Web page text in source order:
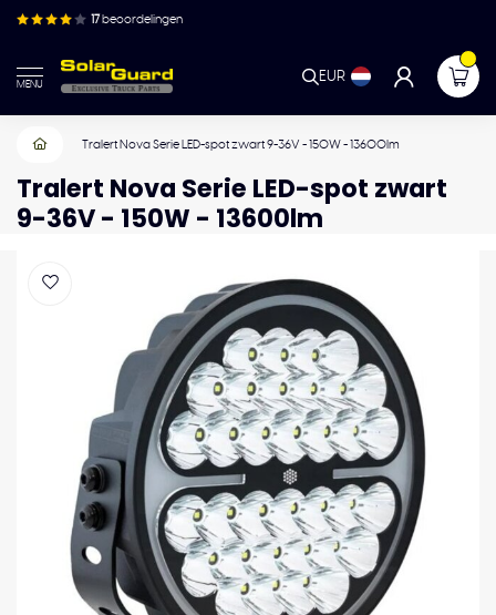
17 beoordelingen
MENU
EUR
Tralert Nova Serie LED-spot zwart 9-36V - 150W - 13600lm
Tralert Nova Serie LED-spot zwart
9-36V - 150W - 13600lm